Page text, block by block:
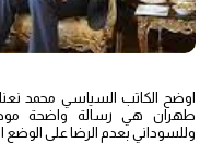
اوضح الكاتب السياسي محمد
طهران هي رسالة واضحة
وللسوداني بعدم الرضا على الوضع